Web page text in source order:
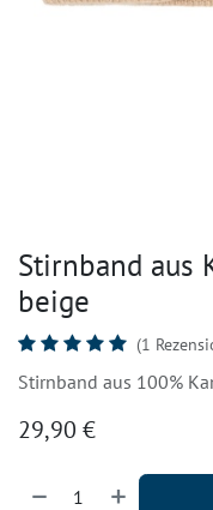
Stirnband aus
beige
(1
Stirnband aus 100%
29,90 €